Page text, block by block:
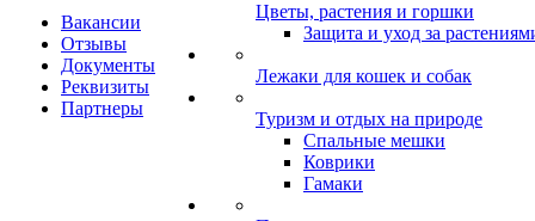
Вакансии
Отзывы
Документы
Реквизиты
Партнеры
Цветы, растения и горшки
Защита и уход за
Лежаки для кошек и собак
Туризм и отдых на природе
Спальные мешки
Коврики
Гамаки